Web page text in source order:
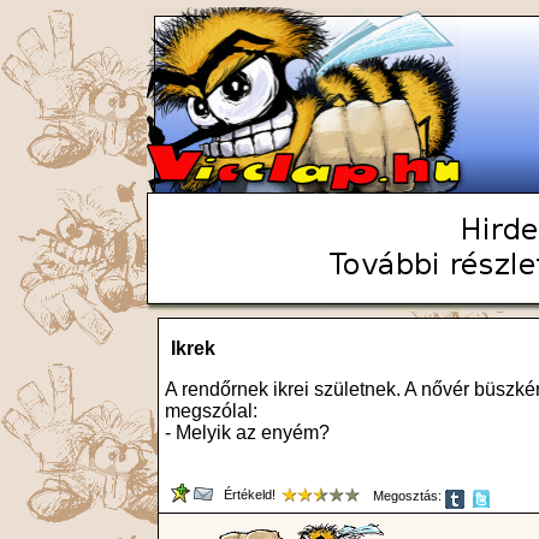
Ikrek
A rendőrnek ikrei születnek. A nővér
megszólal:
- Melyik az enyém?
Értékeld! Megosztás: